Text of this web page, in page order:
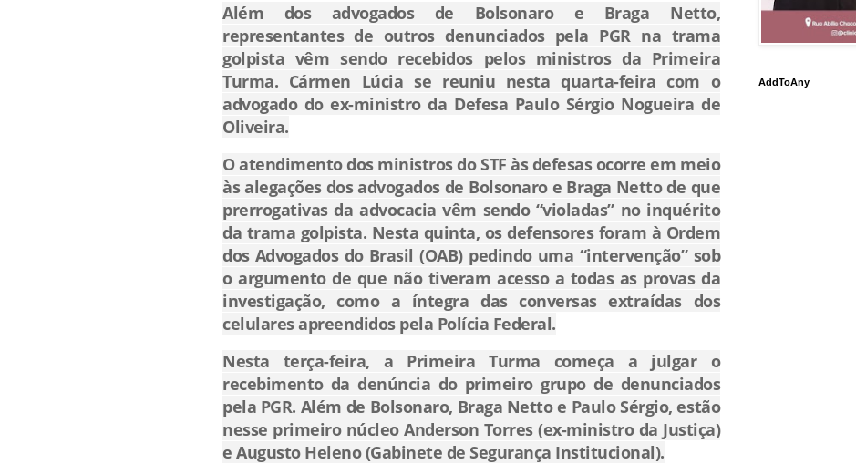
Além dos advogados de Bolsonaro e Braga Netto,
representantes de outros denunciados pela PGR na trama
golpista vêm sendo recebidos pelos ministros da Primeira
Turma. Cármen Lúcia se reuniu nesta quarta-feira com o
advogado do ex-ministro da Defesa Paulo Sérgio Nogueira de
Oliveira.
O atendimento dos ministros do STF às defesas ocorre em meio
às alegações dos advogados de Bolsonaro e Braga Netto de que
prerrogativas da advocacia vêm sendo “violadas” no inquérito
da trama golpista. Nesta quinta, os defensores foram à Ordem
dos Advogados do Brasil (OAB) pedindo uma “intervenção” sob
o argumento de que não tiveram acesso a todas as provas da
investigação, como a íntegra das conversas extraídas dos
celulares apreendidos pela Polícia Federal.
Nesta terça-feira, a Primeira Turma começa a julgar o
recebimento da denúncia do primeiro grupo de denunciados
pela PGR. Além de Bolsonaro, Braga Netto e Paulo Sérgio, estão
nesse primeiro núcleo Anderson Torres (ex-ministro da Justiça)
e Augusto Heleno (Gabinete de Segurança Institucional).
AddToAny